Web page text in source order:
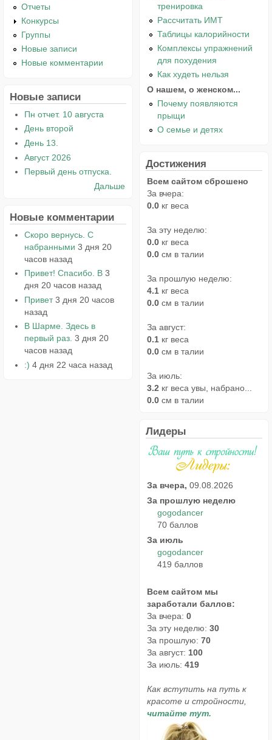
Отчеты
Конкурсы
Группы
Новые записи
Новые комментарии
Новые записи
Пн отчет. 10 августа
День второй
День 13.
Август 2026
Первый день отпуска.
Дальше
Новые комментарии
Скоро вернусь. С
набранными 3 дня 20
часов назад
Привет! Спасибо. В 3
дня 20 часов назад
Привет 3 дня 20 часов
назад
В Шарме. Здесь в
первый раз. 3 дня 20
часов назад
:) 4 дня 22 часа назад
тренировка
Рассчитать ИМТ
Таблицы калорийности
Комплексы упражнений
для похудения
Как худеть нельзя
О нашем, о женском...
Почему появляются
прыщи
О семье и детях
Достижения
Всем сайтом сброшено
За вчера:
0.0 кг веса
За эту неделю:
0.0 кг веса
0.0 см в талии
За прошлую неделю:
4.1 кг веса
0.0 см в талии
За август:
0.1 кг веса
0.0 см в талии
За июль:
3.2 кг веса увы, набрано...
0.0 см в талии
Лидеры
За вчера, 09.08.2026
За прошлую неделю
gogodancer
70 баллов
За июль
gogodancer
419 баллов
Всем сайтом мы
заработали баллов:
За вчера: 0
За эту неделю: 30
За прошлую: 70
За август: 100
За июль: 419
Как вступить на путь к
красоте и стройности,
читайте тут.